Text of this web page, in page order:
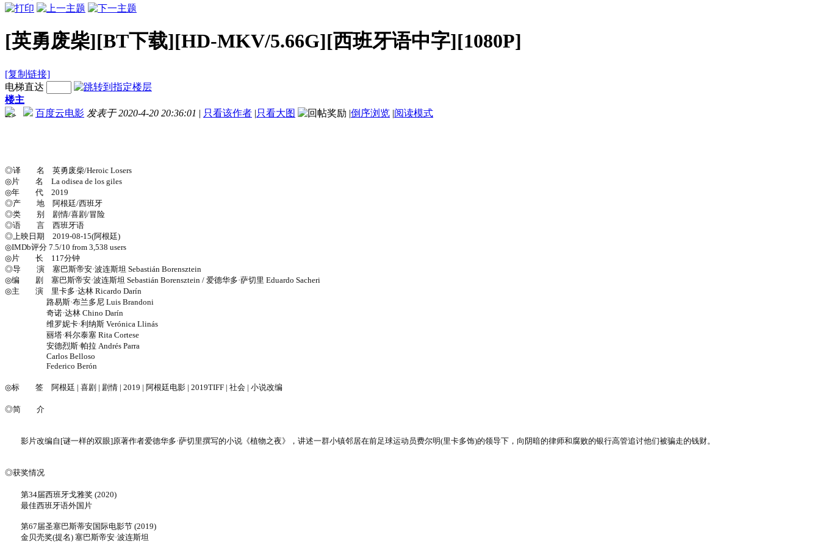
[英勇废柴][BT下载][HD-MKV/5.66G][西班牙语中字][1080P]
[复制链接]
电梯直达
楼主
百度云电影 发表于 2020-4-20 20:36:01 | 只看该作者 |只看大图 |倒序浏览 |阅读模式
-->
◎译 名 英勇废柴/Heroic Losers
◎片 名 La odisea de los giles
◎年 代 2019
◎产 地 阿根廷/西班牙
◎类 别 剧情/喜剧/冒险
◎语 言 西班牙语
◎上映日期 2019-08-15(阿根廷)
◎IMDb评分 7.5/10 from 3,538 users
◎片 长 117分钟
◎导 演 塞巴斯帝安·波连斯坦 Sebastián Borensztein
◎编 剧 塞巴斯帝安·波连斯坦 Sebastián Borensztein / 爱德华多·萨切里 Eduardo Sacheri
◎主 演 里卡多·达林 Ricardo Darín
路易斯·布兰多尼 Luis Brandoni
奇诺·达林 Chino Darín
维罗妮卡·利纳斯 Verónica Llinás
丽塔·科尔泰塞 Rita Cortese
安德烈斯·帕拉 Andrés Parra
Carlos Belloso
Federico Berón
◎标 签 阿根廷 | 喜剧 | 剧情 | 2019 | 阿根廷电影 | 2019TIFF | 社会 | 小说改编
◎简 介
影片改编自[谜一样的双眼]原著作者爱德华多·萨切里撰写的小说《植物之夜》，讲述一群小镇邻居在前足球运动员费尔明(里卡多饰)的领导下，向阴暗的律师和腐败的银行高管追讨他们被骗走的钱财。
◎获奖情况
第34届西班牙戈雅奖 (2020)
最佳西班牙语外国片
第67届圣塞巴斯蒂安国际电影节 (2019)
金贝壳奖(提名) 塞巴斯帝安·波连斯坦